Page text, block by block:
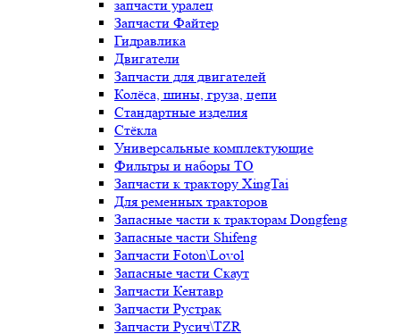
запчасти уралец
Запчасти Файтер
Гидравлика
Двигатели
Запчасти для двигателей
Колёса, шины, груза, цепи
Стандартные изделия
Стёкла
Универсальные комплектующие
Фильтры и наборы ТО
Запчасти к трактору XingTai
Для ременных тракторов
Запасные части к тракторам Dongfeng
Запасные части Shifeng
Запчасти Foton\Lovol
Запасные части Скаут
Запчасти Кентавр
Запчасти Рустрак
Запчасти Русич\TZR